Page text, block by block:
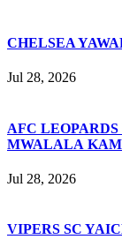
CHELSEA
Jul 28, 2026
AFC
MWALALA
Jul 28, 2026
VIPERS SC